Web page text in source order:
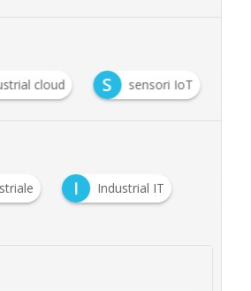
cloud S sensori IoT
I Industrial IT